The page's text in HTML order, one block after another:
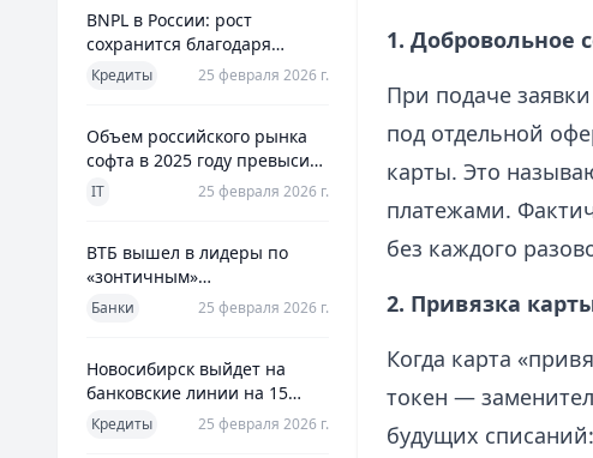
BNPL в России: рост
сохранится благодаря
новым сценариям
использования
Кредиты 25 февраля 2026 г.
Объем российского рынка
софта в 2025 году превысил
800 млрд рублей
IT 25 февраля 2026 г.
ВТБ вышел в лидеры по
«зонтичным»
поручительствам для МСП
Банки 25 февраля 2026 г.
Новосибирск выйдет на
банковские линии на 15
млрд рублей для закрытия
дефицита
Кредиты 25 февраля 2026 г.
1. Добровольное
При подаче
под отдельной
карты. Это
платежами.
без каждого
2. Привязка
Когда карта
токен —
будущих